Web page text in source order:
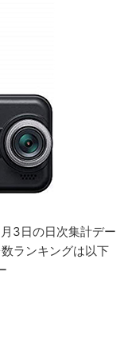
3日の日次集計デー
ランキングは以下